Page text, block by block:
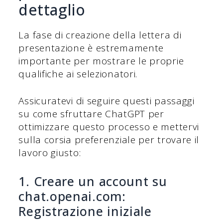
dettaglio
La fase di creazione della lettera di
presentazione è estremamente
importante per mostrare le proprie
qualifiche ai selezionatori.
Assicuratevi di seguire questi passaggi
su come sfruttare ChatGPT per
ottimizzare questo processo e mettervi
sulla corsia preferenziale per trovare il
lavoro giusto:
1. Creare un account su
chat.openai.com:
Registrazione iniziale